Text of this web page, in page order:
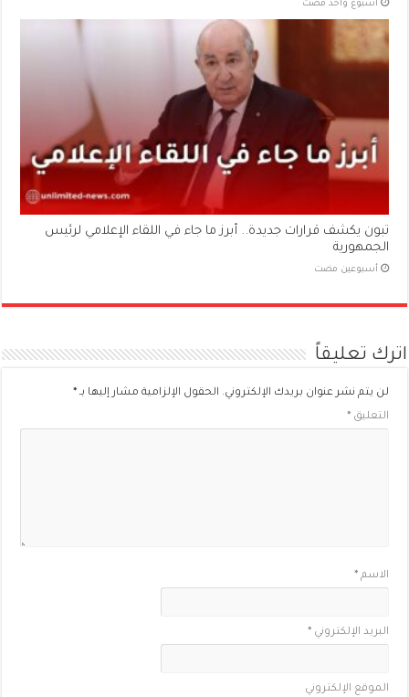
‏أسبوع واحد مضت
تبون يكشف قرارات جديدة.. أبرز ما جاء في اللقاء الإعلامي لرئيس
الجمهورية
‏أسبوعين مضت
اترك تعليقاً
لن يتم نشر عنوان بريدك الإلكتروني. الحقول الإلزامية مشار إليها بـ*
التعليق*
الاسم*
البريد الإلكتروني*
الموقع الإلكتروني